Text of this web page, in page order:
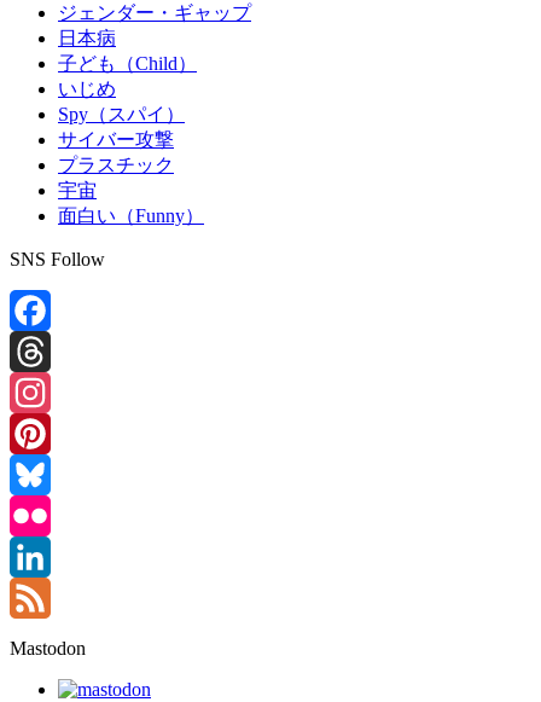
ジェンダー・ギャップ
日本病
子ども（Child）
いじめ
Spy（スパイ）
サイバー攻撃
プラスチック
宇宙
面白い（Funny）
SNS Follow
Facebook
Threads
Instagram
Pinterest
Bluesky
Flickr
LinkedIn
Feed
Mastodon